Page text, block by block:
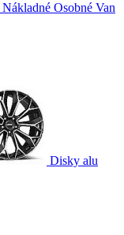
Nákladné Osobné Van
Disky alu